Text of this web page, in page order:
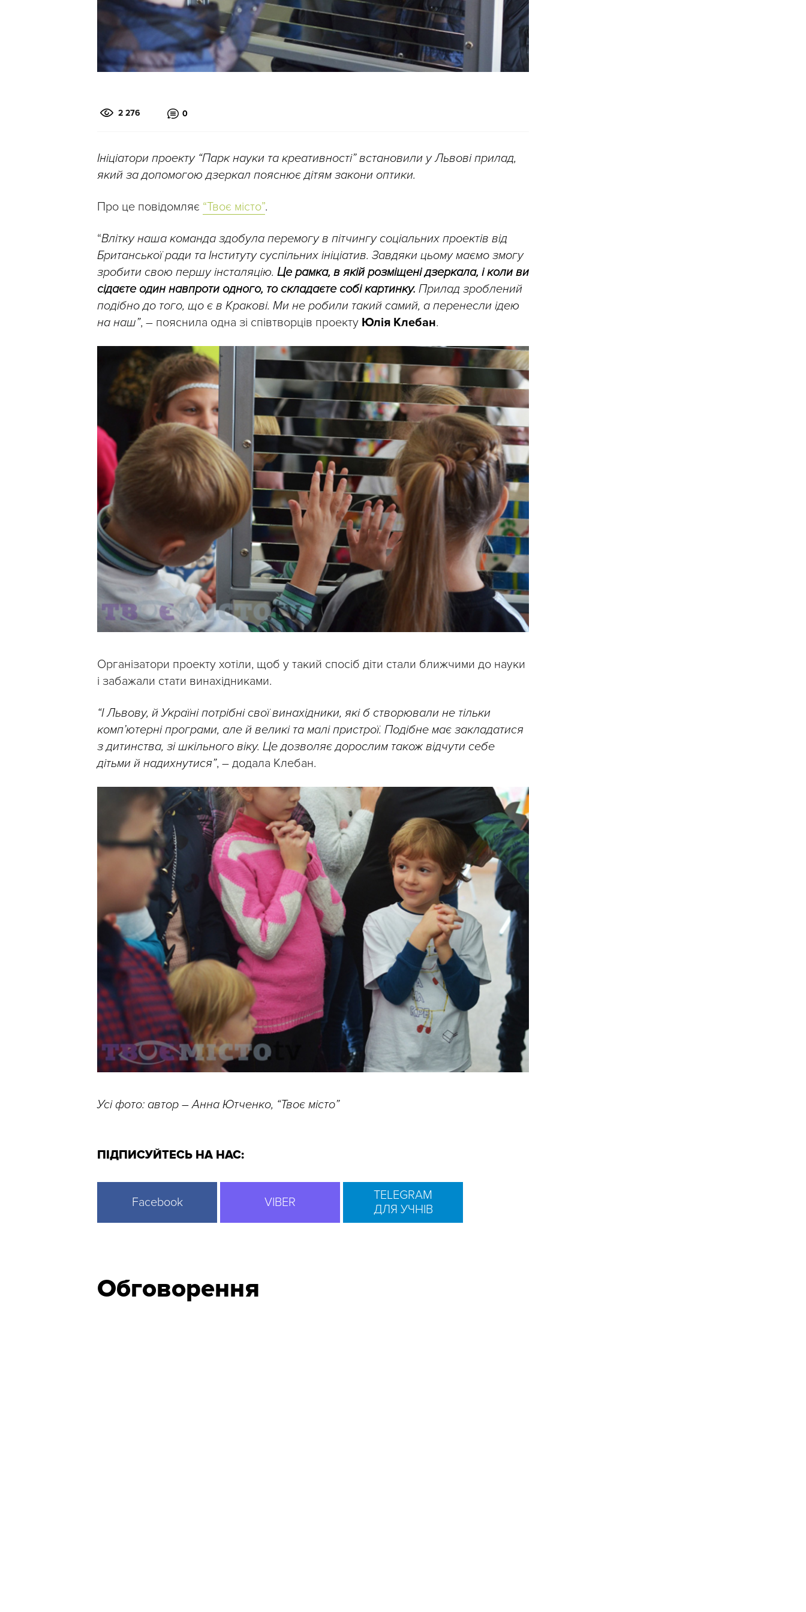
2 276 0
Ініціатори проекту “Парк науки та креативності” встановили у Львові прилад,
який за допомогою дзеркал пояснює дітям закони оптики.
Про це повідомляє “Твоє місто”.
“Влітку наша команда здобула перемогу в пітчингу соціальних проектів від
Британської ради та Інституту суспільних ініціатив. Завдяки цьому маємо змогу
зробити свою першу інсталяцію. Це рамка, в якій розміщені дзеркала, і коли ви
сідаєте один навпроти одного, то складаєте собі картинку. Прилад зроблений
подібно до того, що є в Кракові. Ми не робили такий самий, а перенесли ідею
на наш”, – пояснила одна зі співтворців проекту Юлія Клебан.
Організатори проекту хотіли, щоб у такий спосіб діти стали ближчими до науки
і забажали стати винахідниками.
“І Львову, й Україні потрібні свої винахідники, які б створювали не тільки
комп’ютерні програми, але й великі та малі пристрої. Подібне має закладатися
з дитинства, зі шкільного віку. Це дозволяє дорослим також відчути себе
дітьми й надихнутися”, – додала Клебан.
Усі фото: автор – Анна Ютченко, “Твоє місто”
ПІДПИСУЙТЕСЬ НА НАС:
Facebook VIBER
TELEGRAM
ДЛЯ УЧНІВ
Обговорення